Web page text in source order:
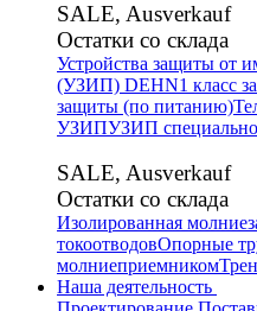
SALE, Ausverkauf
Остатки со склада
Устройства защиты от
(УЗИП) DEHN1 класс
защиты (по питанию)
УЗИПУЗИП
SALE, Ausverkauf
Остатки со склада
Изолированная
токоотводовОпорные
молниеприемником
Наша деятельность